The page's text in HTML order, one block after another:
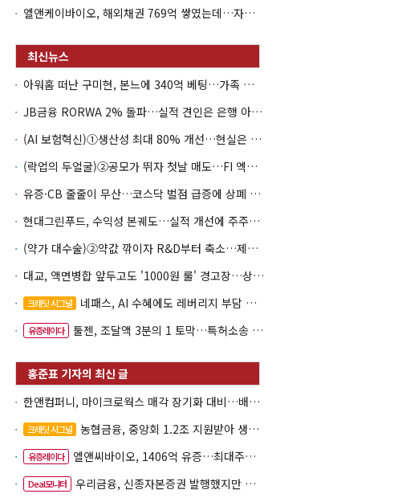
엘앤케이바이오, 해외채권 769억 쌓였는데…자회사 4곳 자본잠식
아워홈 떠난 구미현, 본느에 340억 베팅…가족 지배체제 구축
JB금융 RORWA 2% 돌파…실적 견인은 은행 아닌 캐피탈
(AI 보험혁신)①생산성 최대 80% 개선…현실은 '실행 격차'
(락업의 두얼굴)②공모가 뛰자 첫날 매도…FI 엑시트 전략 갈렸다
유증·CB 줄줄이 무산…코스닥 벌점 급증에 상폐 압박
현대그린푸드, 수익성 본궤도…실적 개선에 주주환원까지
(약가 대수술)②약값 깎이자 R&D부터 축소…제약업계 비상경영 돌입
대교, 액면병합 앞두고도 '1000원 룰' 경고장…상장유지 시험대
크레딧 시그널 네패스, AI 수혜에도 레버리지 부담 여전
유증레이다 툴젠, 조달액 3분의 1 토막…특허소송 비용부터 챙긴다
한앤컴퍼니, 마이크로웍스 매각 장기화 대비…배당 회수판 깔았다
크레딧 시그널 농협금융, 중앙회 1.2조 지원받아 생산적금융 확대
유증레이다 엘앤씨바이오, 1406억 유증…최대주주는 절반만 청약
Deal모니터
우리금융, 신종자본증권 발행했지만 차환금리 '부담'